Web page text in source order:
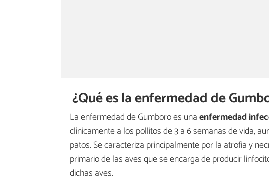
¿Qué es la enfermedad de
La enfermedad de Gumboro es unaenfermedad
clínicamente a los pollitos de 3 a 6 semanas de vida,
patos. Se caracteriza principalmente por la atrofia y
primario de las aves que se encarga de producir
dichas aves.